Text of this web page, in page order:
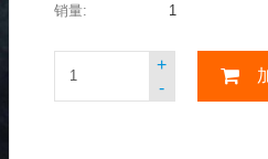
销量:
1
-
+